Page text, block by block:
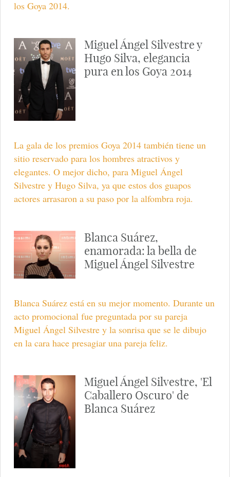
los Goya 2014.
Miguel Ángel Silvestre y
Hugo Silva, elegancia
pura en los Goya 2014
La gala de los premios Goya 2014 también tiene un
sitio reservado para los hombres atractivos y
elegantes. O mejor dicho, para Miguel Ángel
Silvestre y Hugo Silva, ya que estos dos guapos
actores arrasaron a su paso por la alfombra roja.
Blanca Suárez,
enamorada: la bella de
Miguel Ángel Silvestre
Blanca Suárez está en su mejor momento. Durante un
acto promocional fue preguntada por su pareja
Miguel Ángel Silvestre y la sonrisa que se le dibujo
en la cara hace presagiar una pareja feliz.
Miguel Ángel Silvestre, 'El
Caballero Oscuro' de
Blanca Suárez